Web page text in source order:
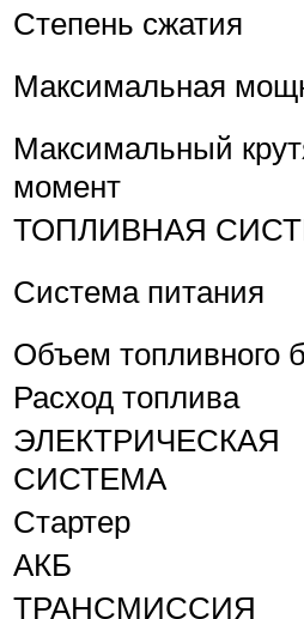
Степень сжатия
Максимальная
Максимальный
момент
ТОПЛИВНАЯ
Система питания
Объем топливного
Расход топлива
ЭЛЕКТРИЧЕСКАЯ
СИСТЕМА
Стартер
АКБ
ТРАНСМИССИЯ